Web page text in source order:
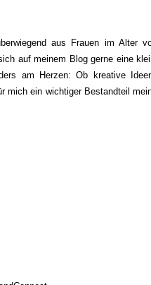
aus Frauen im
auf meinem Blog gerne eine
am Herzen: Ob kreative
mich ein wichtiger Bestandteil